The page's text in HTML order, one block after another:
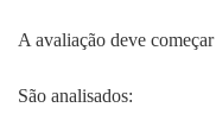
A avaliação deve
São analisados: